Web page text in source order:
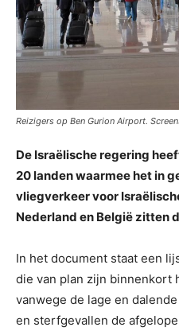
Reizigers op Ben Gurion Airport.
De Israëlische regering
20 landen waarmee het in
vliegverkeer voor
Nederland en België zitten
In het document staat een
die van plan zijn binnenkort
vanwege de lage en
en sterfgevallen de